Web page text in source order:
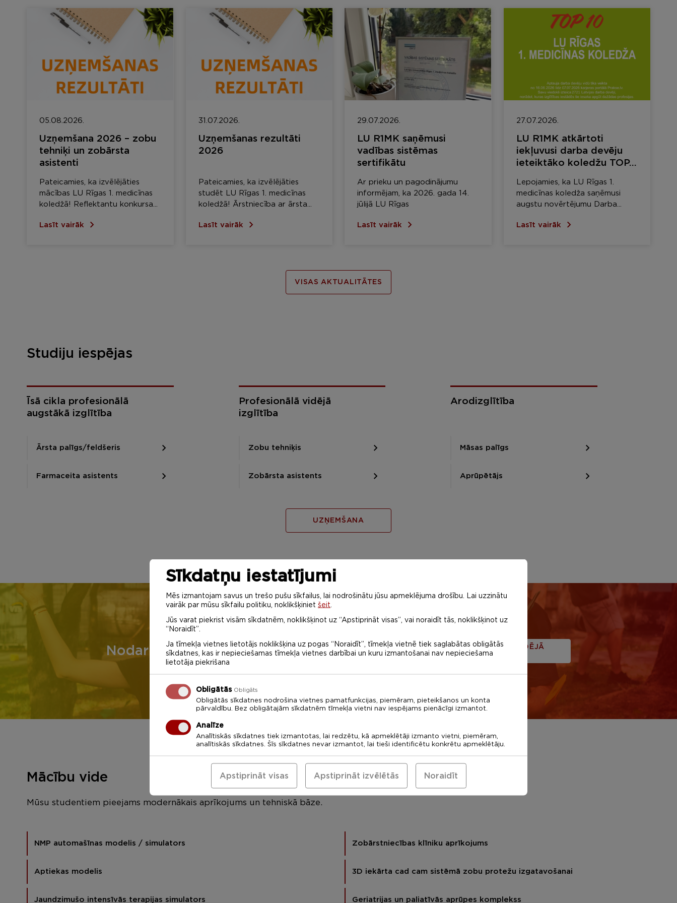
05.08.2026.
Uzņemšana 2026 – zobu
tehniķi un zobārsta
asistenti
Pateicamies, ka izvēlējāties
mācības LU Rīgas 1. medicīnas
koledžā! Reflektantu konkursa...
Lasīt vairāk
31.07.2026.
Uzņemšanas rezultāti
2026
Pateicamies, ka izvēlējāties
studēt LU Rīgas 1. medicīnas
koledžā! Ārstniecība ar ārsta...
Lasīt vairāk
29.07.2026.
LU R1MK saņēmusi
vadības sistēmas
sertifikātu
Ar prieku un pagodinājumu
informējam, ka 2026. gada 14.
jūlijā LU Rīgas
Lasīt vairāk
27.07.2026.
LU R1MK atkārtoti
iekļuvusi darba devēju
ieteiktāko koledžu TOP...
Lepojamies, ka LU Rīgas 1.
medicīnas koledža saņēmusi
augstu novērtējumu Darba...
Lasīt vairāk
VISAS AKTUALITĀTES
Studiju iespējas
Īsā cikla profesionālā
augstākā izglītība
Ārsta palīgs/feldšeris
Farmaceita asistents
Profesionālā vidējā
izglītība
Zobu tehniķis
Zobārsta asistents
Arodizglītība
Māsas palīgs
Aprūpētājs
UZŅEMŠANA
Nodarbību saraksts
ĪSĀ CIKLA PROFESIONĀLĀ
AUGSTĀKĀ IZGLĪTĪBA
PROFESIONĀLĀ VIDĒJĀ
IZGLĪTĪBA
Mācību vide
Mūsu studentiem pieejams modernākais aprīkojums un tehniskā bāze.
NMP automašīnas modelis / simulators
Aptiekas modelis
Jaundzimušo intensīvās terapijas simulators
Zobārstniecības klīniku aprīkojums
3D iekārta cad cam sistēmā zobu protežu izgatavošanai
Geriatrijas un paliatīvās aprūpes komplekss
Sīkdatņu iestatījumi
Mēs izmantojam savus un trešo pušu sīkfailus, lai nodrošinātu jūsu apmeklējuma drošību. Lai uzzinātu
vairāk par mūsu sīkfailu politiku, noklikšķiniet šeit
Jūs varat piekrist visām sīkdatnēm, noklikšķinot uz “Apstiprināt visas”, vai noraidīt tās, noklikšķinot uz
“Noraidīt”.
Ja tīmekļa vietnes lietotājs noklikšķina uz pogas “Noraidīt”, tīmekļa vietnē tiek saglabātas obligātās
sīkdatnes, kas ir nepieciešamas tīmekļa vietnes darbībai un kuru izmantošanai nav nepieciešama
lietotāja piekrišana
Obligātās Obligāts
Obligātās sīkdatnes nodrošina vietnes pamatfunkcijas, piemēram, pieteikšanos un konta
pārvaldību. Bez obligātajām sīkdatnēm tīmekļa vietni nav iespējams pienācīgi izmantot.
Analīze
Analītiskās sīkdatnes tiek izmantotas, lai redzētu, kā apmeklētāji izmanto vietni, piemēram,
analītiskās sīkdatnes. Šīs sīkdatnes nevar izmantot, lai tieši identificētu konkrētu apmeklētāju.
Noraidīt
Apstiprināt izvēlētās
Apstiprināt visas